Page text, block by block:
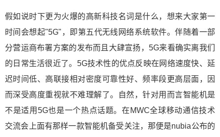
假如说时下更为火爆的高新科技名词是什么，想来大家第一
时间会想起"5G"，即第五代无线网络系统软件。伴随着一部
分营运商布署方案的发布而且大肆宣扬，5G来看确实离我们
的日常生活很近了。5G技术性的优点反映在网络速度快、延
迟时间低、高联接相对密度可靠性好、频率段更高层面，因
而深受高度重视就不难理解了。自然，针对用而言智能机是
不是适用5G也是一个热点话题。在MWC全球移动通信技术
交流会上面有那样一款智能机备受关注，那便是nubia公布的